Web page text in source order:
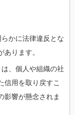
かに法律違反とな
ります。
、個人や組織の社
信用を取り戻すこ
影響が懸念されま